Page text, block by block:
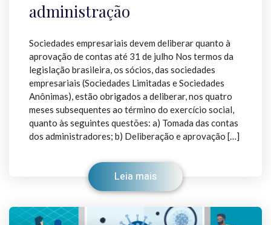
administração
Sociedades empresariais devem deliberar quanto à
aprovação de contas até 31 de julho Nos termos da
legislação brasileira, os sócios, das sociedades
empresariais (Sociedades Limitadas e Sociedades
Anônimas), estão obrigados a deliberar, nos quatro
meses subsequentes ao término do exercício social,
quanto às seguintes questões: a) Tomada das contas
dos administradores; b) Deliberação e aprovação […]
Leia mais